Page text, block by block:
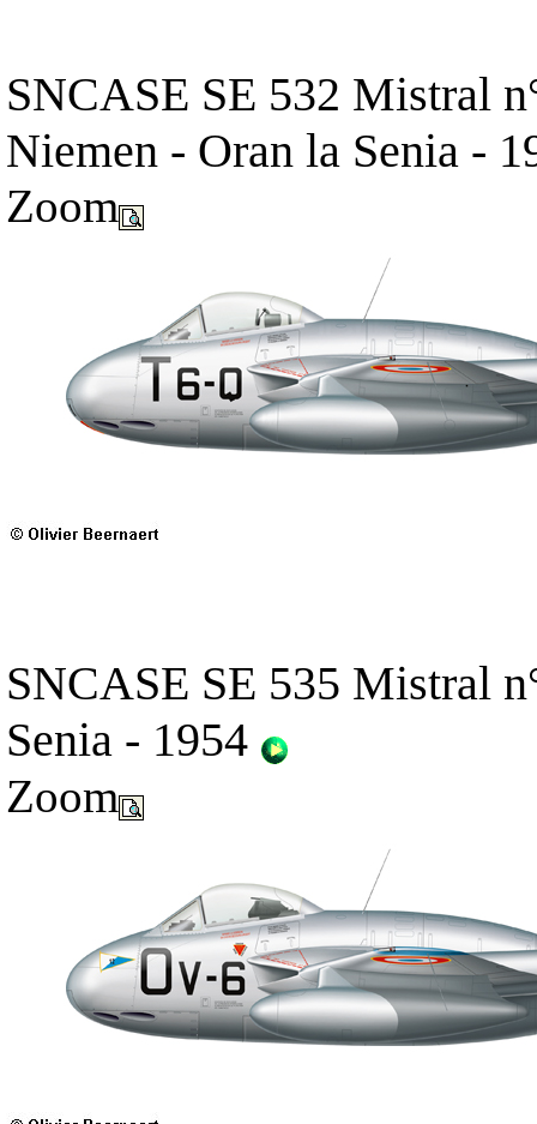
SNCASE SE 532 Mistral
Niemen - Oran la Senia -
Zoom
SNCASE SE 535 Mistral
Senia - 1954
Zoom